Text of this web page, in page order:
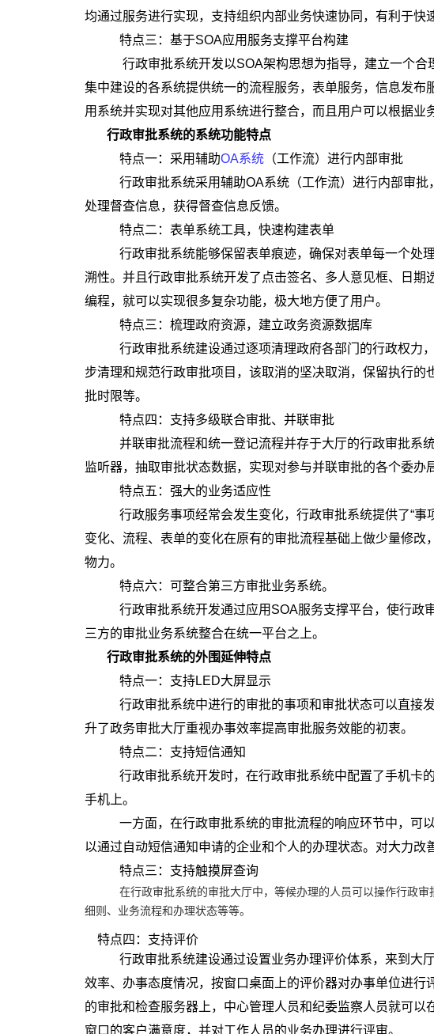
均通过服务进行实现，支持组织内部业务快速协同，有利于快
特点三：基于SOA应用服务支撑平台构建
行政审批系统开发以SOA架构思想为指导，建立一个合
集中建设的各系统提供统一的流程服务，表单服务，信息发
用系统并实现对其他应用系统进行整合，而且用户可以根据业
行政审批系统的系统功能特点
特点一：采用辅助OA系统 （工作流）进行内部审批
行政审批系统采用辅助OA系统（工作流）进行内部审
处理督查信息，获得督查信息反馈。
特点二：表单系统工具，快速构建表单
行政审批系统能够保留表单痕迹，确保对表单每一个处
溯性。并且行政审批系统开发了点击签名、多人意见框、日
编程，就可以实现很多复杂功能，极大地方便了用户。
特点三：梳理政府资源，建立政务资源数据库
行政审批系统建设通过逐项清理政府各部门的行政权力
步清理和规范行政审批项目，该取消的坚决取消，保留执行
批时限等。
特点四：支持多级联合审批、并联审批
并联审批流程和统一登记流程并存于大厅的行政审批系
监听器，抽取审批状态数据，实现对参与并联审批的各个委办
特点五：强大的业务适应性
行政服务事项经常会发生变化，行政审批系统提供了“事
变化、流程、表单的变化在原有的审批流程基础上做少量修
物力。
特点六：可整合第三方审批业务系统。
行政审批系统开发通过应用SOA服务支撑平台，使行政
三方的审批业务系统整合在统一平台之上。
行政审批系统的外围延伸特点
特点一： 支持LED大屏显示
行政审批系统中进行的审批的事项和审批状态可以直接
升了政务审批大厅重视办事效率提高审批服务效能的初衷。
特点二：支持短信通知
行政审批系统开发时，在行政审批系统中配置了手机卡
手机上。
一方面，在行政审批系统的审批流程的响应环节中，可
以通过自动短信通知申请的企业和个人的办理状态。对大力改
特点三： 支持触摸屏查询
在行政审批系统的审批大厅中，等候办理的人员可以操作行政
细则、业务流程和办理状态等等。
特点四：支持评价
行政审批系统建设通过设置业务办理评价体系，来到大
效率、办事态度情况，按窗口桌面上的评价器对办事单位进
的审批和检查服务器上，中心管理人员和纪委监察人员就可
窗口的客户满意度，并对工作人员的业务办理进行评审。